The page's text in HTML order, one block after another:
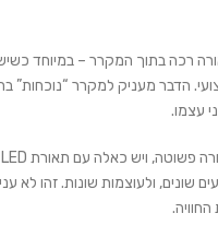
רכה בתוך המקרר – במיוחד
הדבר מעניק למקרר “נוכחות”
עצמו.
שונים, ולעוצמות שונות. זהו לא